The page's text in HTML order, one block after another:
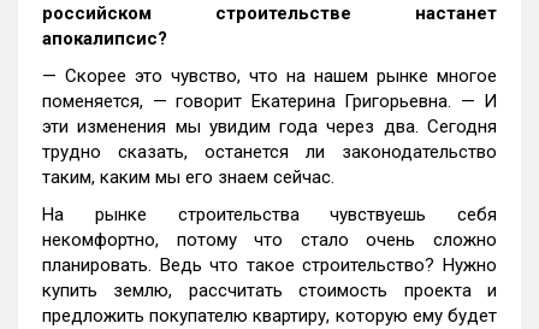
российском строительстве настанет
апокалипсис?
— Скорее это чувство, что на нашем рынке многое
поменяется, — говорит Екатерина Григорьевна. — И
эти изменения мы увидим года через два. Сегодня
трудно сказать, останется ли законодательство
таким, каким мы его знаем сейчас.
На рынке строительства чувствуешь себя
некомфортно, потому что стало очень сложно
планировать. Ведь что такое строительство? Нужно
купить землю, рассчитать стоимость проекта и
предложить покупателю квартиру, которую ему будет